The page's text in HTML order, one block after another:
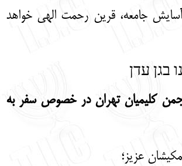
جامعه، قرین رحمت الهی خواهد
בגן עדן
کلیمیان تهران در خصوص سفر به
عزیز؛